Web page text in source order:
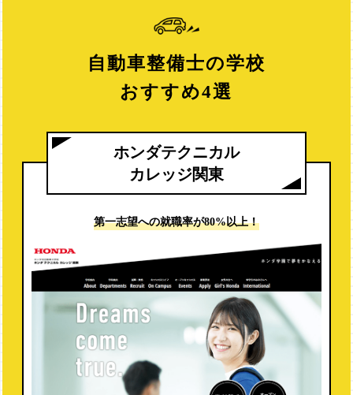
自動車整備士の学校
おすすめ4選
ホンダテクニカル
カレッジ関東
第一志望への就職率が80%以上！